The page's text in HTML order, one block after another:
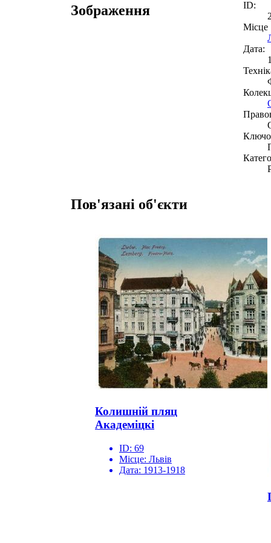
Зображення
ID:
Місце
Дата:
Пов'язані об'єкти
Колишній пляц
Академіцкі
ID: 69
Місце: Львів
Дата: 1913-1918